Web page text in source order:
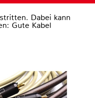
Dabei kann
Gute Kabel